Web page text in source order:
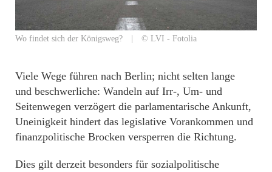
Wo findet sich der Königsweg? | © LVI - Fotolia
Viele Wege führen nach Berlin; nicht selten lange
und beschwerliche: Wandeln auf Irr-, Um- und
Seitenwegen verzögert die parlamentarische Ankunft,
Uneinigkeit hindert das legislative Vorankommen und
finanzpolitische Brocken versperren die Richtung.
Dies gilt derzeit besonders für sozialpolitische